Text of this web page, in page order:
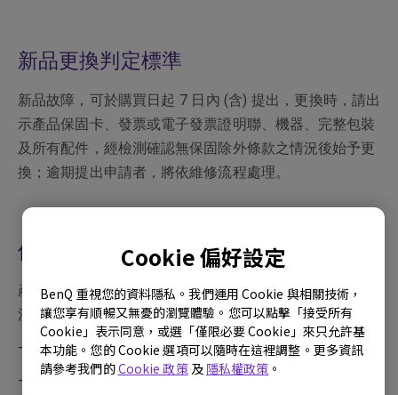
Cookie 偏好設定
BenQ 重視您的資料隱私。我們運用 Cookie 與相關技術，
讓您享有順暢又無憂的瀏覽體驗。您可以點擊「接受所有
Cookie」表示同意，或選「僅限必要 Cookie」來只允許基
本功能。您的 Cookie 選項可以隨時在這裡調整。更多資訊
請參考我們的Cookie 政策及 隱私權政策 。
新品更換判定標準
新品故障，可於購買日起 7 日內 (含) 提出，更換時，請出
示產品保固卡、發票或電子發票證明聯、機器、完整包裝
及所有配件，經檢測確認無保固除外條款之情況後始予更
換；逾期提出申請者，將依維修流程處理。
保固除外條款
產品於保證期限，若屬下列情況者，則不在保固範圍內，
消費者需負擔全部維修費用。
- 產品外觀瑕疵破損
- 長時間收看固定畫面或圖案，以致發生面板烙痕，例